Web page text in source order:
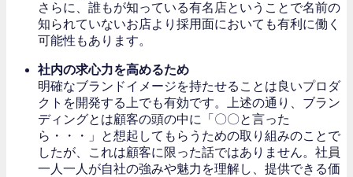
さらに、誰もが知っている有名店ということで名前の
知られていないお店より採用面においても有利に働く
可能性もあります。
社内の求心力を高めるため
明確なブランドイメージを持たせることは良いプロダ
クトを開発する上でも有効です。上述の通り、ブラン
ディングとは顧客の頭の中に「〇〇と言った
ら・・・」と想起してもらうための取り組みのことで
したが、これは顧客に限った話ではありません。社員
一人一人が自社の強みや魅力を理解し、提供できる価